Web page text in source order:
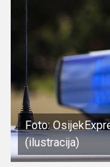
Foto:
(ilustracija)